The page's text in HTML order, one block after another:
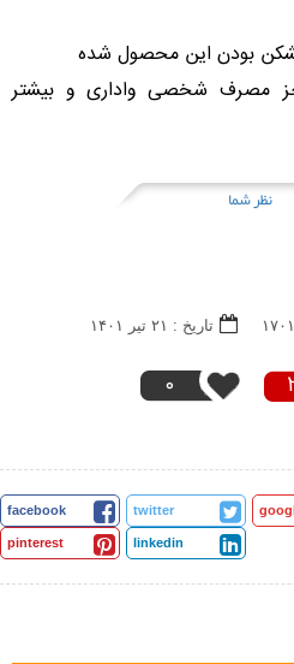
بودن این محصول شده
مصرف شخصی واداری و بیشتر
نظر شما
0
تاريخ : ۲۱ تير ۱۴۰۱
facebook twitter
pinterest linkedin